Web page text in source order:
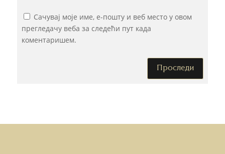
Сачувај моје име, е-пошту и веб место у овом
прегледачу веба за следећи пут када
коментаришем.
Проследи